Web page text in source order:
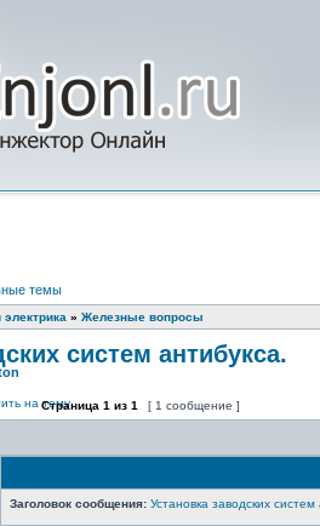
темы
» Железные вопросы
систем антибукса.
Страница 1 из 1 [ 1 сообщение ]
Заголовок сообщения: Установка заводских систем